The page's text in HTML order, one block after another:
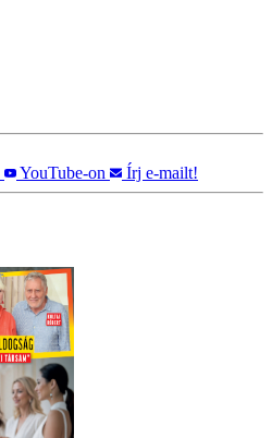
YouTube-on Írj e-mailt!